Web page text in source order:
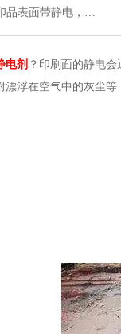
品表面带静电，…
电剂 ？ 印刷面的静电
漂浮在空气中的灰尘